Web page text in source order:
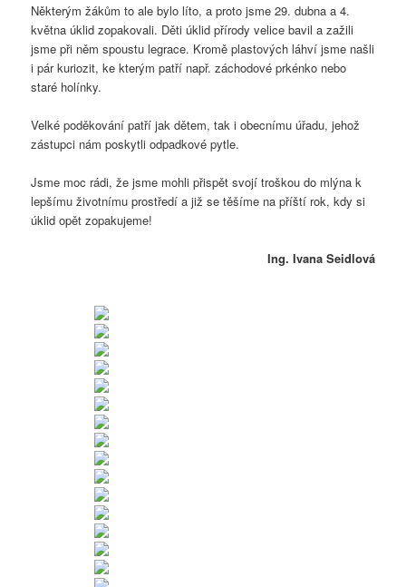
Některým žákům to ale bylo líto, a proto jsme 29. dubna a 4.
května úklid zopakovali. Děti úklid přírody velice bavil a zažili
jsme při něm spoustu legrace. Kromě plastových láhví jsme našli
i pár kuriozit, ke kterým patří např. záchodové prkénko nebo
staré holínky.
Velké poděkování patří jak dětem, tak i obecnímu úřadu, jehož
zástupci nám poskytli odpadkové pytle.
Jsme moc rádi, že jsme mohli přispět svojí troškou do mlýna k
lepšímu životnímu prostředí a již se těšíme na příští rok, kdy si
úklid opět zopakujeme!
Ing. Ivana Seidlová